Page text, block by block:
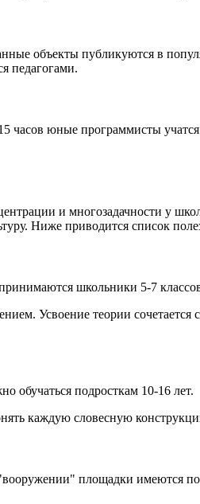
объекты публикуются в
педагогами.
часов юные программисты
и многозадачности у
Ниже приводится список
школьники 5-7
Усвоение теории
обучаться подросткам 10-16 лет.
каждую словесную
площадки имеются